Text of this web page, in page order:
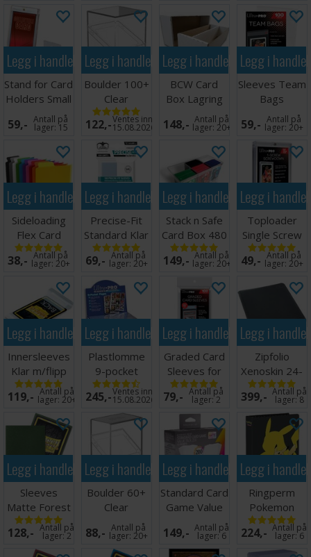
Legg i handlekurven
Stand for Card
Holders Small
(5 stk)
59,- Antall på
lager: 15
Legg i handlekurven
Boulder 100+
Clear
Transparent
122,-Ventes inn
15.08.2026
Legg i handlekurven
BCW Card
Box Lagring
2000 kort
148,- Antall på
lager:20+
Legg i
Sleeves Team
Bags
Resealable -
100 stk
59,- Antall på
lager:20+
Legg i handlekurven
Sideloading
Flex Card
Dividers - 10
stk
38,- Antall på
lager:20+
Legg i handlekurven
Precise-Fit
Standard Klar
x100 64x89
69,- Antall på
lager:20+
Legg i handlekurven
Stack n Safe
Card Box 480
Ultimate
Guard
149,- Antall på
lager:20+
Legg i
Toploader
Single Screw
Screwdown
Holder
49,- Antall på
lager:20+
Legg i handlekurven
Innersleeves
Klar m/flipp
63x88
119,- Antall på
lager: 20+
Legg i handlekurven
Plastlomme
9-pocket
UltraPro
Silver X100
245,-Ventes inn
15.08.2026
Legg i handlekurven
Graded Card
Sleeves for
PSA - 100 stk
79,- Antall på
lager:2
Legg i
Zipfolio
Xenoskin 24-
Pocket Svart
399,- Antall på
lager:8
Legg i handlekurven
Sleeves
Matte Forest
Green x100
66x91
128,- Antall på
lager:2
Legg i handlekurven
Boulder 60+
Clear
88,- Antall på
lager:20+
Legg i handlekurven
Standard Card
Game Value
Pack 66x91
x200
149,- Antall på
lager:6
Legg i
Ringperm
Pokemon
Pikachu
224,- Antall på
lager:6